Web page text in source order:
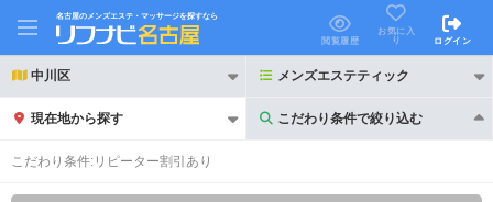
名古屋のメンズエステ・マッサージを探すなら
閲覧履歴
お気に入
り
ログイン
中川区 メンズエステティック
現在地から探す こだわり条件で絞り込む
こだわり条件で絞り込む
こだわり条件: リピーター割引あり